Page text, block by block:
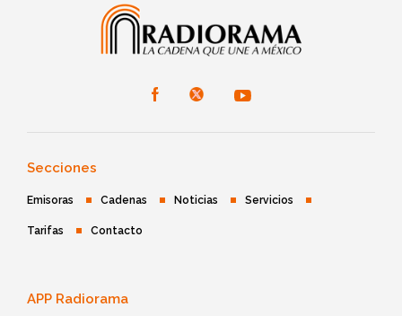
Secciones
Emisoras Cadenas Noticias Servicios
Tarifas Contacto
APP Radiorama